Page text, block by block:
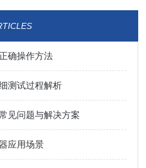
确操作方法
测试过程解析
见问题与解决方案
应用场景